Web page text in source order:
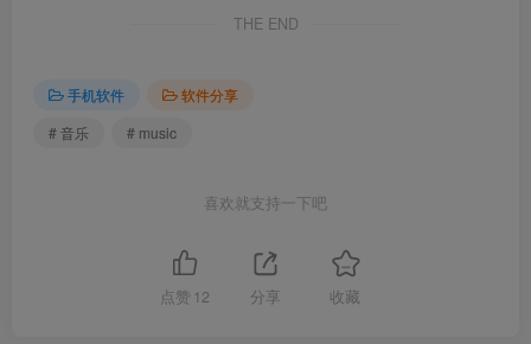
THE END
手机软件
软件分享
# 音乐
# music
喜欢就支持一下吧
点赞 12 分享 收藏